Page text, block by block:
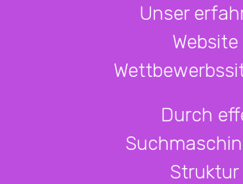
Unser
Durch
Struktur